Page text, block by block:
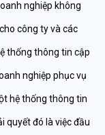
nghiệp không
công ty và các
thống thông tin cập
nghiệp phục vụ
hệ thống thông tin
quyết đó là việc đầu